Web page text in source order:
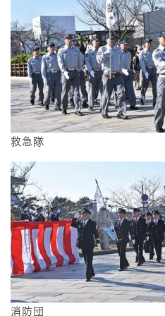
救急隊
消防団